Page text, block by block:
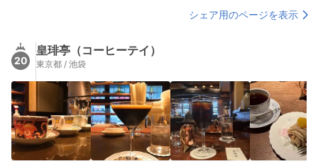
シェア用のページを表示
20
皇琲亭（コーヒーテイ）
東京都 / 池袋